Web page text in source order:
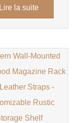
Lire la suite